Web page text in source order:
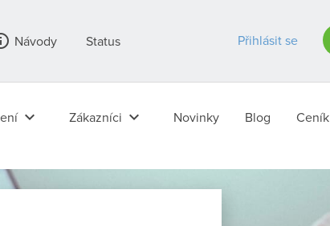
Návody Status Přihlásit se
keyboard_arrow_down Zákazníci keyboard_arrow_down Novinky Blog Ceník